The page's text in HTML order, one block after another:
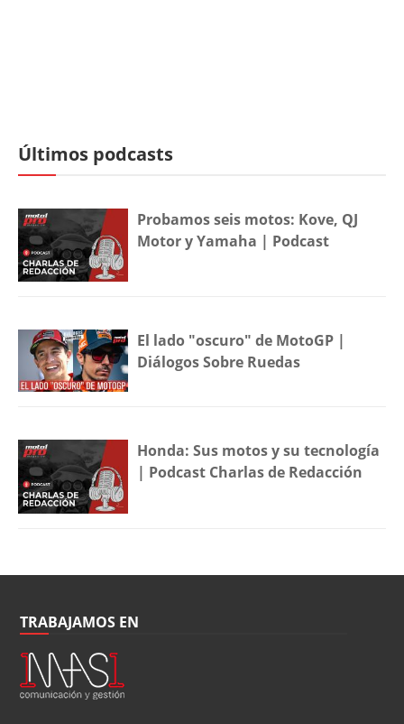
Últimos podcasts
Probamos seis motos: Kove, QJ
Motor y Yamaha | Podcast
El lado "oscuro" de MotoGP |
Diálogos Sobre Ruedas
Honda: Sus motos y su tecnología
| Podcast Charlas de Redacción
TRABAJAMOS EN